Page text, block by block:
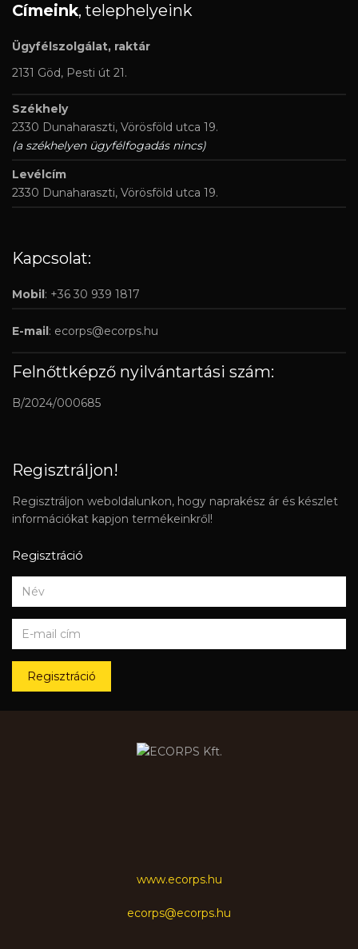
Címeink, telephelyeink
Ügyfélszolgálat, raktár
2131 Göd, Pesti út 21.
Székhely
2330 Dunaharaszti, Vörösföld utca 19.
(a székhelyen ügyfélfogadás nincs)
Levélcím
2330 Dunaharaszti, Vörösföld utca 19.
Kapcsolat:
Mobil : +36 30 939 1817
E-mail : ecorps@ecorps.hu
Felnőttképző nyilvántartási szám:
B/2024/000685
Regisztráljon!
Regisztráljon weboldalunkon, hogy naprakész ár és készlet
információkat kapjon termékeinkről!
Regisztráció
Regisztráció
www.ecorps.hu
ecorps@ecorps.hu